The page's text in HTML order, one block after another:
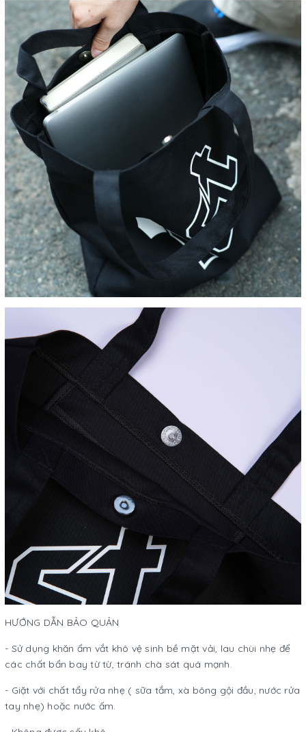
HƯỚNG DẪN BẢO QUẢN
- Sử dụng khăn ẩm vắt khô vệ sinh bề mặt vải, lau chùi nhẹ để
các chất bẩn bay từ từ, tránh chà sát quá mạnh.
- Giặt với chất tẩy rửa nhẹ ( sữa tắm, xà bông gội đầu, nước rửa
tay nhẹ) hoặc nước ấm.